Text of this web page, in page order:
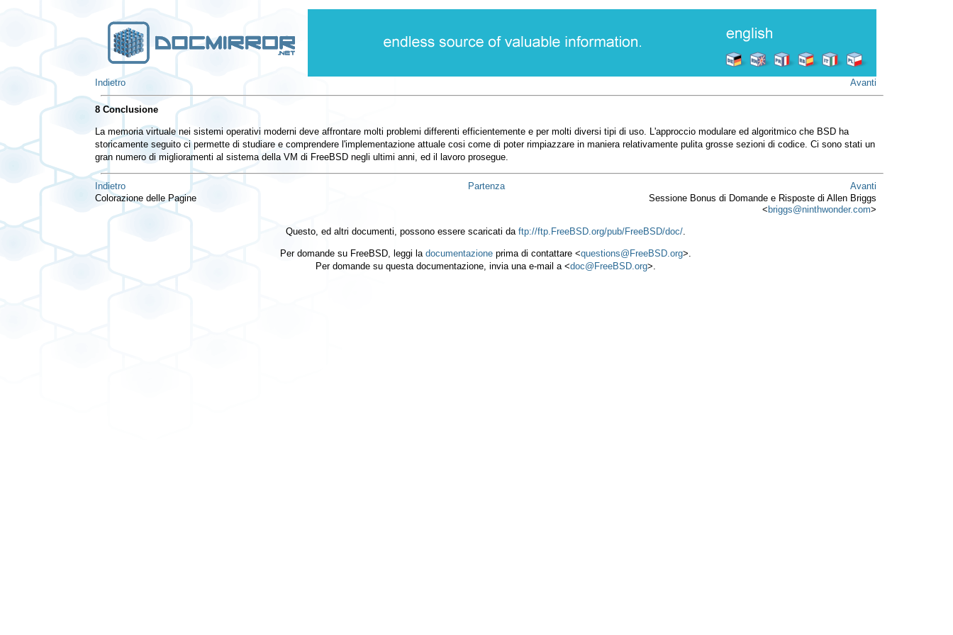
Indietro Avanti
8 Conclusione
La memoria virtuale nei sistemi operativi moderni deve affrontare molti problemi differenti efficientemente e per molti diversi tipi di uso. L'approccio modulare ed algoritmico che BSD ha
storicamente seguito ci permette di studiare e comprendere l'implementazione attuale cosi come di poter rimpiazzare in maniera relativamente pulita grosse sezioni di codice. Ci sono stati un
gran numero di miglioramenti al sistema della VM di FreeBSD negli ultimi anni, ed il lavoro prosegue.
Indietro Partenza
Avanti
Colorazione delle Pagine
Sessione Bonus di Domande e Risposte di Allen Briggs
< briggs@ninthwonder.com>
Questo, ed altri documenti, possono essere scaricati daftp://ftp.FreeBSD.org/pub/FreeBSD/doc/
Per domande su FreeBSD, leggi ladocumentazione prima di contattare <questions@FreeBSD.org>.
Per domande su questa documentazione, invia una e-mail a <doc@FreeBSD.org>.